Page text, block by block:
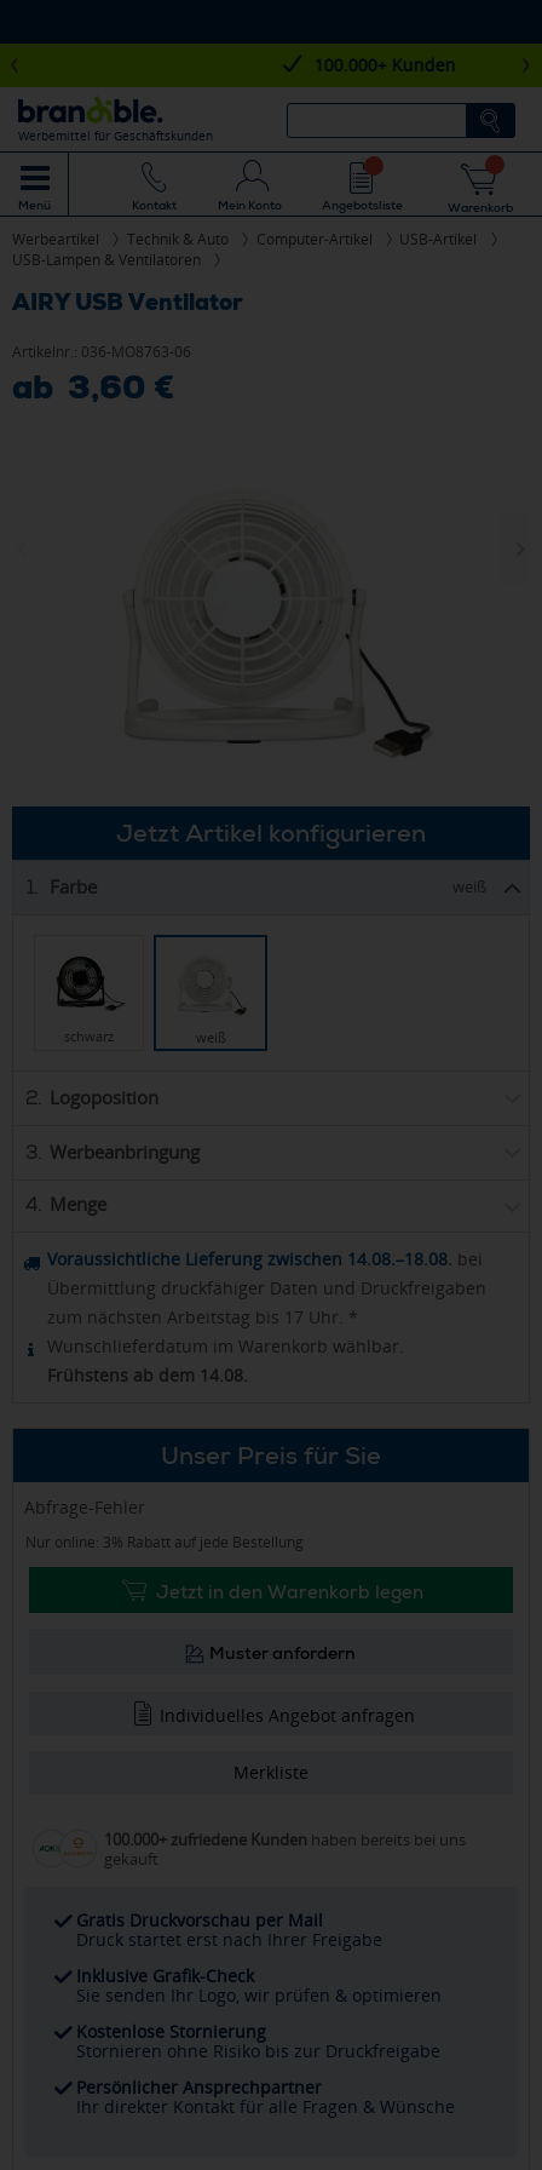
100.000+ Kunden
Werbemittel für Geschäftskunden
Menü Kontakt Mein Konto Angebotsliste Warenkorb
Werbeartikel Technik & Auto Computer-Artikel
USB-Artikel
USB-Lampen & Ventilatoren
AIRY USB Ventilator
Artikelnr.: 036-MO8763-06
ab 3,60 €
Jetzt Artikel konfigurieren
1. Farbe weiß
schwarz weiß
2. Logoposition
3. Werbeanbringung
4. Menge
Voraussichtliche Lieferung zwischen 14.08.–18.08. bei
Übermittlung druckfähiger Daten und Druckfreigaben
zum nächsten Arbeitstag bis 17 Uhr. *
Wunschlieferdatum im Warenkorb wählbar.
Frühstens ab dem 14.08.
Unser Preis für Sie
Abfrage-Fehler
Nur online: 3% Rabatt auf jede Bestellung
Jetzt in den Warenkorb legen
Muster anfordern
Individuelles Angebot anfragen
Merkliste
100.000+ zufriedene Kunden haben bereits bei uns
gekauft
Gratis Druckvorschau per Mail
Druck startet erst nach Ihrer Freigabe
Inklusive Grafik-Check
Sie senden Ihr Logo, wir prüfen & optimieren
Kostenlose Stornierung
Stornieren ohne Risiko bis zur Druckfreigabe
Persönlicher Ansprechpartner
Ihr direkter Kontakt für alle Fragen & Wünsche